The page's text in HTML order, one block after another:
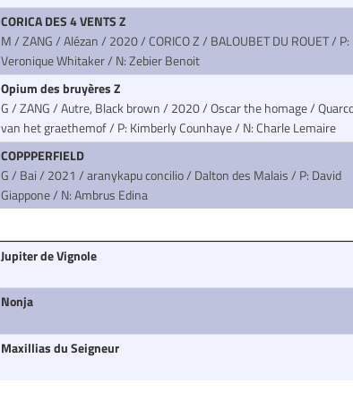
CORICA DES 4 VENTS Z
M / ZANG / Alézan / 2020 / CORICO Z / BALOUBET DU ROUET/ P:
Veronique Whitaker / N: Zebier Benoit
Opium des bruyères Z
G / ZANG / Autre, Black brown / 2020 / Oscar the homage /
van het graethemof/ P: Kimberly Counhaye / N: Charle Lemaire
COPPPERFIELD
G / Bai / 2021 / aranykapu concilio / Dalton des Malais/ P: David
Giappone / N: Ambrus Edina
Jupiter de Vignole
Nonja
Maxillias du Seigneur